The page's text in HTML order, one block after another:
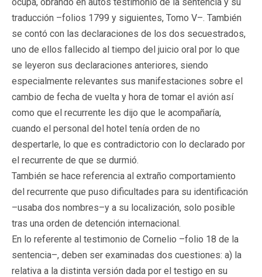
traducción –folios 1799 y siguientes, Tomo V–. También
se contó con las declaraciones de los dos secuestrados,
uno de ellos fallecido al tiempo del juicio oral por lo que
se leyeron sus declaraciones anteriores, siendo
especialmente relevantes sus manifestaciones sobre el
cambio de fecha de vuelta y hora de tomar el avión así
como que el recurrente les dijo que le acompañaría,
cuando el personal del hotel tenía orden de no
despertarle, lo que es contradictorio con lo declarado por
el recurrente de que se durmió.
También se hace referencia al extraño comportamiento
del recurrente que puso dificultades para su identificación
–usaba dos nombres–y a su localización, solo posible
tras una orden de detención internacional.
En lo referente al testimonio de Cornelio –folio 18 de la
sentencia–, deben ser examinadas dos cuestiones: a) la
relativa a la distinta versión dada por el testigo en su